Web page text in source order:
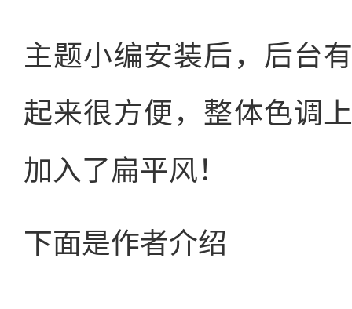
主题小编安装后，后台
起来很方便，整体色调
加入了扁平风！
下面是作者介绍